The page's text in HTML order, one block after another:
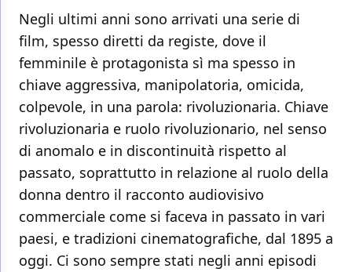
Negli ultimi anni sono arrivati una serie di
film, spesso diretti da registe, dove il
femminile è protagonista sì ma spesso in
chiave aggressiva, manipolatoria, omicida,
colpevole, in una parola: rivoluzionaria. Chiave
rivoluzionaria e ruolo rivoluzionario, nel senso
di anomalo e in discontinuità rispetto al
passato, soprattutto in relazione al ruolo della
donna dentro il racconto audiovisivo
commerciale come si faceva in passato in vari
paesi, e tradizioni cinematografiche, dal 1895 a
oggi. Ci sono sempre stati negli anni episodi